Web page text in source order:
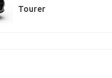
Tourer